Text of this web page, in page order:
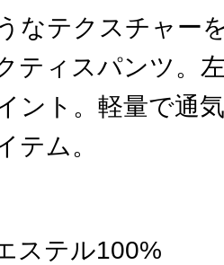
なテクスチャー
ティスパンツ。
ント。軽量で通
テム。
ステル100%